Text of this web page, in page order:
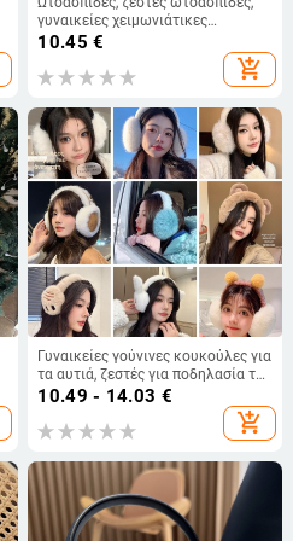
γυναικείες χειμωνιάτικες
χριστουγεννιάτικες κορεατικές
ωτοασπίδων, χειμωνιάτικες
πώληση από το εργοστάσιο
10.45 €
add_shopping_cart
Γυναικείες γούνινες κουκούλες για
τα αυτιά, ζεστές για ποδηλασία τον
χειμώνα
10.49 - 14.03 €
add_shopping_cart